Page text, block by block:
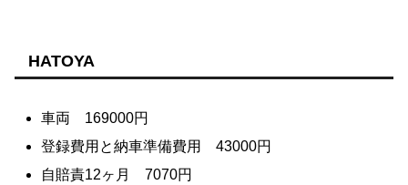
HATOYA
車両 169000円
登録費用と納車準備費用 43000円
自賠責12ヶ月 7070円